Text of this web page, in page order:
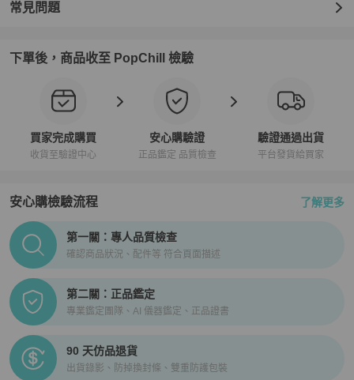
常見問題
下單後，商品收至 PopChill 檢驗
買家完成購買
收貨至驗證中心
安心購驗證
正品鑑定 品質檢查
驗證通過出貨
平台發貨給買家
安心購檢驗流程 了解更多
PopChill拍拍圈正品驗證、安心購檢驗流程介紹
第一關：專人品質檢查
確認商品狀況、配件等 符合頁面描述
第二關：正品鑑定
專業鑑定團隊、AI 儀器鑑定、正品證書
90 天仿品退貨
出貨錄影、防掉換封條、雙重防護包裝